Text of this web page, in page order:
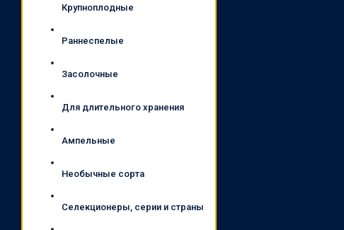
Крупноплодные
Раннеспелые
Засолочные
Для длительного хранения
Ампельные
Необычные сорта
Селекционеры, серии и страны